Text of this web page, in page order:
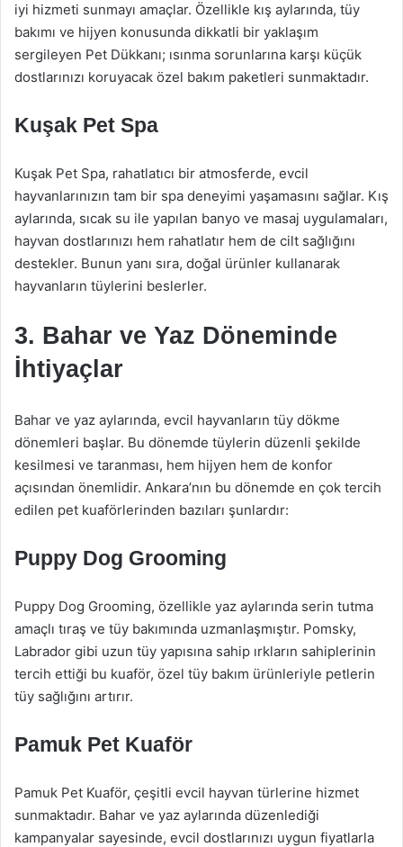
iyi hizmeti sunmayı amaçlar. Özellikle kış aylarında, tüy
bakımı ve hijyen konusunda dikkatli bir yaklaşım
sergileyen Pet Dükkanı; ısınma sorunlarına karşı küçük
dostlarınızı koruyacak özel bakım paketleri sunmaktadır.
Kuşak Pet Spa
Kuşak Pet Spa, rahatlatıcı bir atmosferde, evcil
hayvanlarınızın tam bir spa deneyimi yaşamasını sağlar. Kış
aylarında, sıcak su ile yapılan banyo ve masaj uygulamaları,
hayvan dostlarınızı hem rahatlatır hem de cilt sağlığını
destekler. Bunun yanı sıra, doğal ürünler kullanarak
hayvanların tüylerini beslerler.
3. Bahar ve Yaz Döneminde
İhtiyaçlar
Bahar ve yaz aylarında, evcil hayvanların tüy dökme
dönemleri başlar. Bu dönemde tüylerin düzenli şekilde
kesilmesi ve taranması, hem hijyen hem de konfor
açısından önemlidir. Ankara’nın bu dönemde en çok tercih
edilen pet kuaförlerinden bazıları şunlardır:
Puppy Dog Grooming
Puppy Dog Grooming, özellikle yaz aylarında serin tutma
amaçlı tıraş ve tüy bakımında uzmanlaşmıştır. Pomsky,
Labrador gibi uzun tüy yapısına sahip ırkların sahiplerinin
tercih ettiği bu kuaför, özel tüy bakım ürünleriyle petlerin
tüy sağlığını artırır.
Pamuk Pet Kuaför
Pamuk Pet Kuaför, çeşitli evcil hayvan türlerine hizmet
sunmaktadır. Bahar ve yaz aylarında düzenlediği
kampanyalar sayesinde, evcil dostlarınızı uygun fiyatlarla